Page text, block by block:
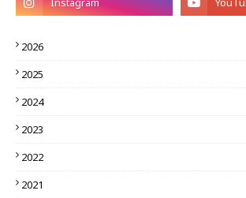
2026
2025
2024
2023
2022
2021